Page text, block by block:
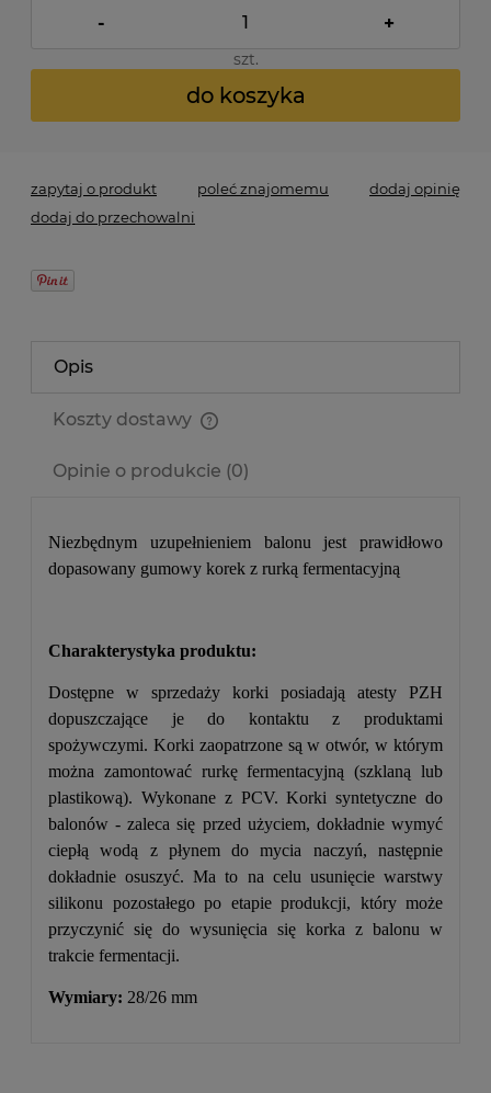
- +
szt.
do koszyka
zapytaj o produkt poleć znajomemu
dodaj opinię
dodaj do przechowalni
Opis
Koszty dostawy
Opinie o produkcie (0)
Niezbędnym uzupełnieniem balonu jest prawidłowo
dopasowany gumowy korek z rurką fermentacyjną
Charakterystyka produktu:
Dostępne w sprzedaży korki posiadają atesty PZH
dopuszczające je do kontaktu z produktami
spożywczymi. Korki zaopatrzone są w otwór, w którym
można zamontować rurkę fermentacyjną (szklaną lub
plastikową). Wykonane z PCV. Korki syntetyczne do
balonów - zaleca się przed użyciem, dokładnie wymyć
ciepłą wodą z płynem do mycia naczyń, następnie
dokładnie osuszyć. Ma to na celu usunięcie warstwy
silikonu pozostałego po etapie produkcji, który może
przyczynić się do wysunięcia się korka z balonu w
trakcie fermentacji.
Wymiary: 28/26 mm